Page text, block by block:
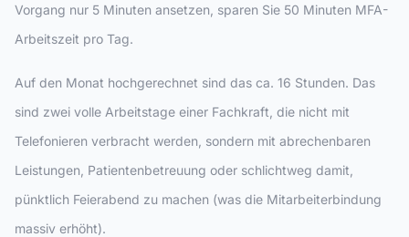
Vorgang nur 5 Minuten ansetzen, sparen Sie 50 Minuten MFA-
Arbeitszeit pro Tag.
Auf den Monat hochgerechnet sind das ca. 16 Stunden. Das
sind zwei volle Arbeitstage einer Fachkraft, die nicht mit
Telefonieren verbracht werden, sondern mit abrechenbaren
Leistungen, Patientenbetreuung oder schlichtweg damit,
pünktlich Feierabend zu machen (was die Mitarbeiterbindung
massiv erhöht).